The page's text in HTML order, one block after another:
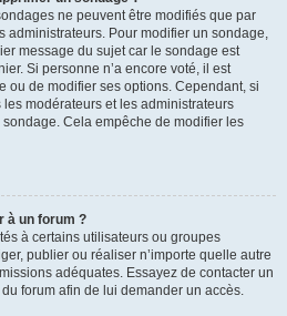
ne peuvent être modifiés que par
administrateurs. Pour modifier un sondage,
message du sujet car le sondage est
Si personne n’a encore voté, il est
ou de modifier ses options. Cependant, si
modérateurs et les administrateurs
Cela empêche de modifier les
à un forum ?
à certains utilisateurs ou groupes
publier ou réaliser n’importe quelle autre
adéquates. Essayez de contacter un
forum afin de lui demander un accès.